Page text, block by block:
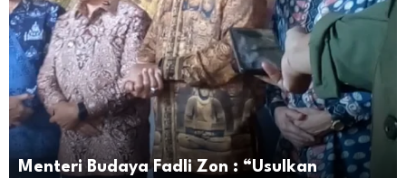
Menteri Budaya Fadli Zon : “Usulkan